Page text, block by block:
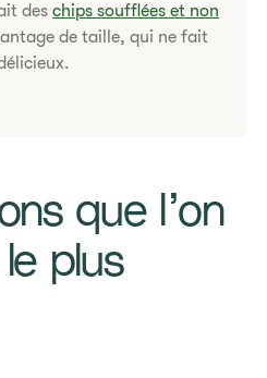
deschips soufflées et non
de taille, qui ne fait
que l’on
plus